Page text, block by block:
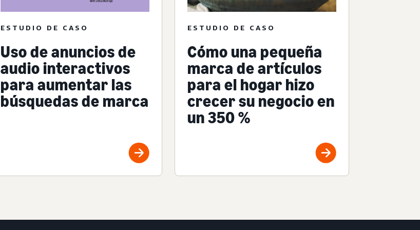
ESTUDIO DE CASO
Uso de anuncios de
audio interactivos
para aumentar las
búsquedas de marca
ESTUDIO DE CASO
Cómo una pequeña
marca de artículos
para el hogar hizo
crecer su negocio en
un 350 %